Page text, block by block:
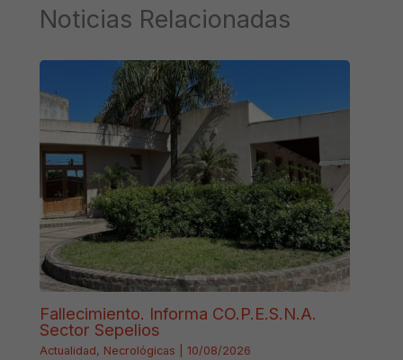
Noticias Relacionadas
Fallecimiento. Informa CO.P.E.S.N.A.
Sector Sepelios
Actualidad, Necrológicas |10/08/2026